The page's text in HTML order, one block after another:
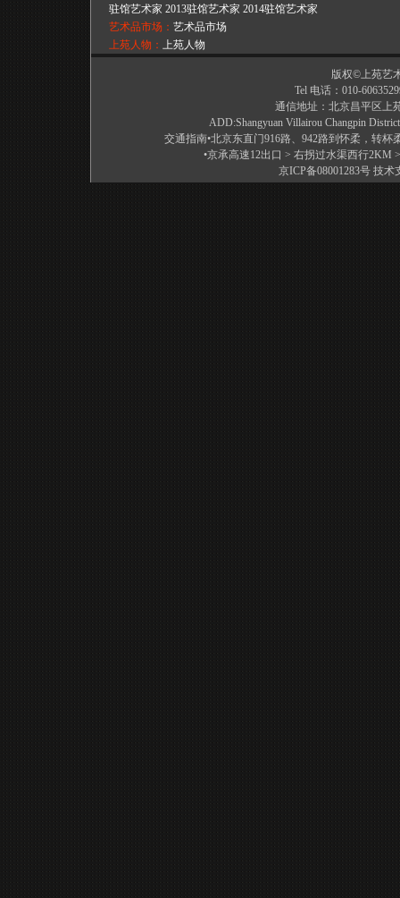
驻馆艺术家 2013驻馆艺术家 2014驻馆艺术家
艺术品市场： 艺术品市场
上苑人物： 上苑人物
版权©上苑艺
Tel 电话：010-
通信地址：北京昌平区上
ADD:Shangyuan Villairou Changpin
交通指南•北京东直门916路、942路到怀柔，转
•京承高速12出口 > 右拐过水渠西行2KM >
京ICP备08001283号技术